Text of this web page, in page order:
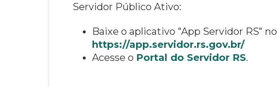
Servidor Público Ativo:
Baixe o aplicativo "App Servidor RS" no
https://app.servidor.rs.gov.br/
Acesse o Portal do Servidor RS.